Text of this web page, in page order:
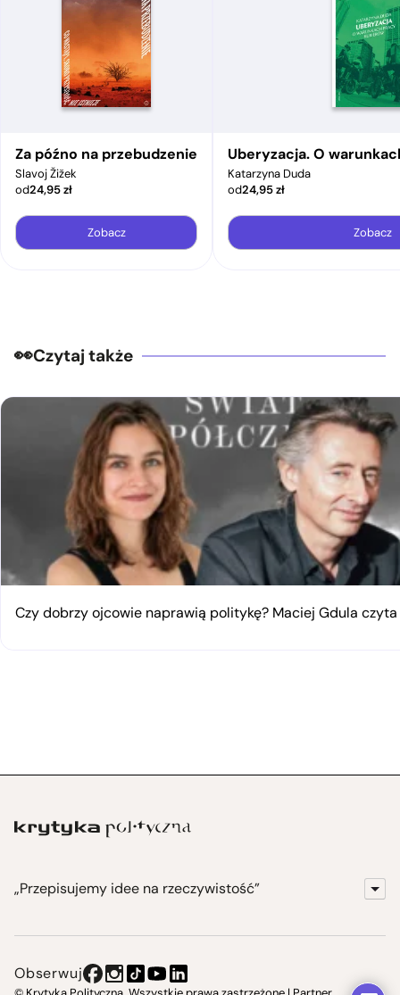
Za późno na przebudzenie
Slavoj Žižek
od24,95zł
Zobacz
Uberyzacja. O
Katarzyna Duda
od24,95zł
Zobacz
Czytaj także
Czy dobrzy ojcowie naprawią politykę? Maciej Gdula czyta
„Przepisujemy idee na rzeczywistość”
Instytut Krytyki Politycznej
Obserwuj